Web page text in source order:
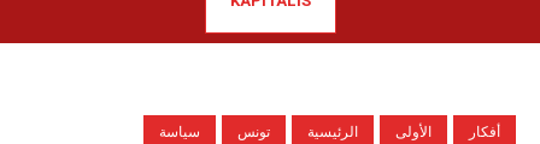
أفكار الأولى الرئيسية تونس سياسة